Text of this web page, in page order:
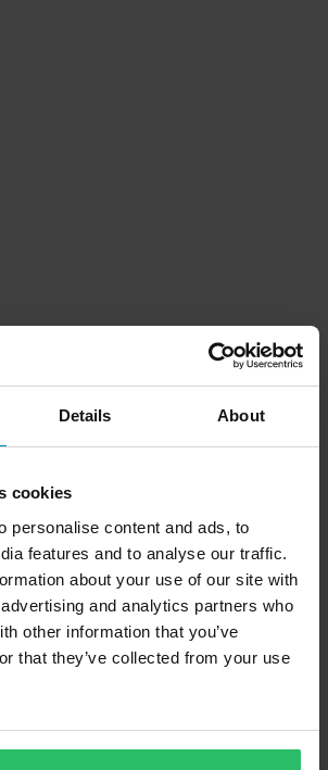
Details About
cookies
personalise content and ads, to
features and to analyse our traffic.
about your use of our site with
and analytics partners who
other information that you’ve
that they’ve collected from your use